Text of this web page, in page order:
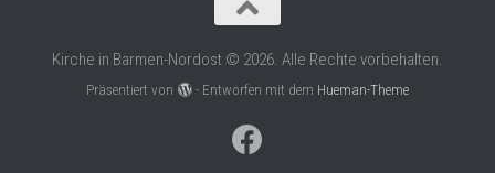
Kirche in Barmen-Nordost © 2026. Alle Rechte vorbehalten.
Präsentiert von - Entworfen mit dem Hueman-Theme